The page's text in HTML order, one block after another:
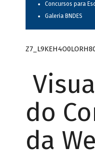
Concursos para
Galeria BNDES
do
da